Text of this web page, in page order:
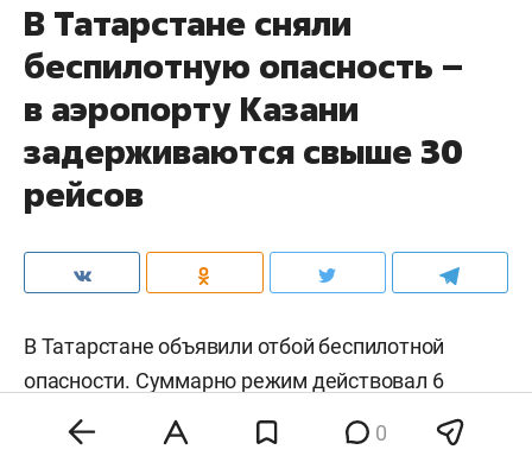
В Татарстане сняли
беспилотную опасность –
в аэропорту Казани
задерживаются свыше 30
рейсов
В Татарстане объявили отбой беспилотной
опасности. Суммарно режим действовал 6
часов. Небо над Казанью также открыли.
0